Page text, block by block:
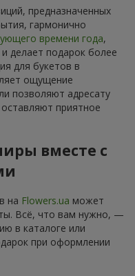
предназначенных
гармонично
времени года,
делает подарок более
для букетов в
ощущение
позволяют адресату
приятное
вместе с
на Flowers.ua может
Всё, что вам нужно, —
в каталоге или
при оформлении